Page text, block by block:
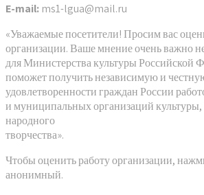
E-mail: ms1-lgua@mail.ru
«Уважаемые посетители! Просим вас
организации. Ваше мнение очень важно
для Министерства культуры Российской
поможет получить независимую и
удовлетворенности граждан России
и муниципальных организаций культуры,
народного
творчества».
Чтобы оценить работу организации,
анонимный.